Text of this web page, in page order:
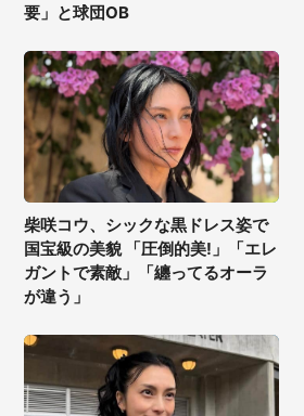
要」と球団OB
柴咲コウ、シックな黒ドレス姿で
国宝級の美貌 「圧倒的美!」「エレ
ガントで素敵」「纏ってるオーラ
が違う」